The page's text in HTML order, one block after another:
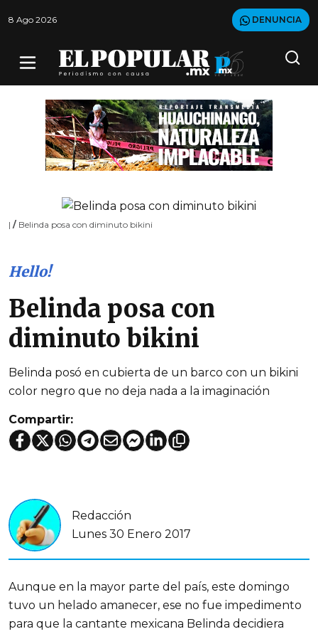
8 Ago 2026 DENUNCIA
| / Belinda posa con diminuto bikini
Hello!
Belinda posa con
diminuto bikini
Belinda posó en cubierta de un barco con un bikini
color negro que no deja nada a la imaginación
Compartir:
Redacción
Lunes 30 Enero 2017
Aunque en la mayor parte del país, este domingo
tuvo un helado amanecer, ese no fue impedimento
para que la cantante mexicana Belinda decidiera